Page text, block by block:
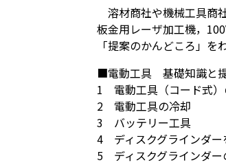
溶材商社や機械工具商
板金用レーザ加工機，
「提案のかんどころ」
■電動工具 基礎知識と
1 電動工具（コード式）
2 電動工具の冷却
3 バッテリー工具
4 ディスクグラインダー
5 ディスクグラインダー